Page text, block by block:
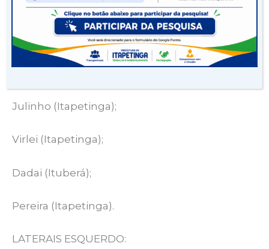
Diego (Ubaitaba);
ZAGUEIROS:
Julinho (Itapetinga);
Virlei (Itapetinga);
Dadai (Ituberá);
Pereira (Itapetinga).
LATERAIS ESQUERDO: